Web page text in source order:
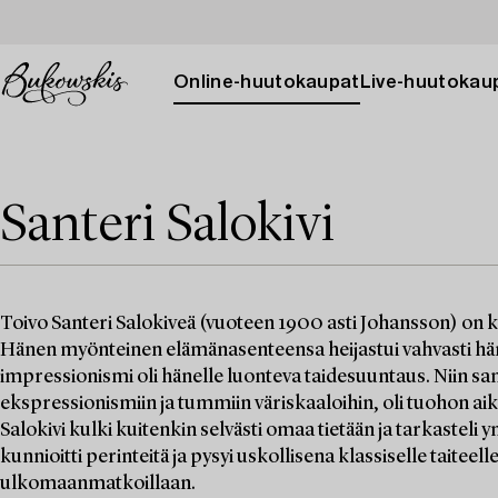
Online-huutokaupat Live-
Santeri Salokivi
Toivo Santeri Salokiveä (vuoteen 1900 asti Johansson)
Hänen myönteinen elämänasenteensa heijastui vahvasti
impressionismi oli hänelle luonteva taidesuuntaus. Niin
ekspressionismiin ja tummiin väriskaaloihin, oli tuohon
Salokivi kulki kuitenkin selvästi omaa tietään ja tarkasteli
kunnioitti perinteitä ja pysyi uskollisena klassiselle
ulkomaanmatkoillaan.